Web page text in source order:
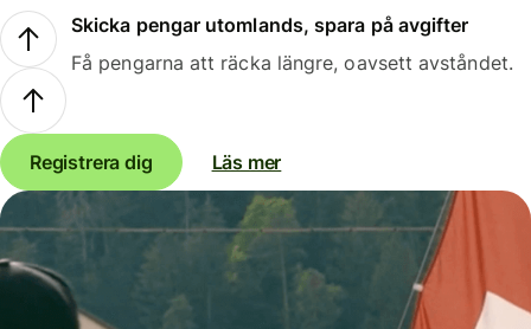
Skicka pengar utomlands, spara på avgifter
Få pengarna att räcka längre, oavsett avståndet.
Registrera dig Läs mer